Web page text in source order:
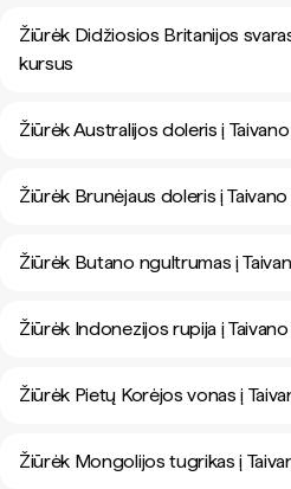
Žiūrėk Didžiosios Britanijos
kursus
Žiūrėk Australijos doleris į
Žiūrėk Brunėjaus doleris į
Žiūrėk Butano ngultrumas į
Žiūrėk Indonezijos rupija į
Žiūrėk Pietų Korėjos vonas į
Žiūrėk Mongolijos tugrikas į